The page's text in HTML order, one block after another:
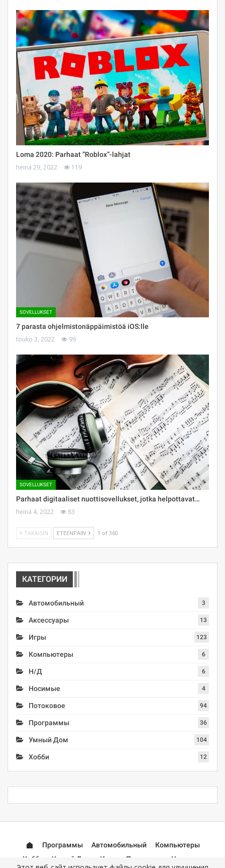
Loma 2020: Parhaat ”Roblox”-lahjat
heinä 29, 2022 119
SOVELLUKSET
7 parasta ohjelmistonäppäimistöä iOS:lle
touko 3, 2022 99
SOVELLUKSET
Parhaat digitaaliset nuottisovellukset, jotka helpottavat…
heinä 4, 2022 83
TAKAISIN ETEENPÄIN 1 of 360
КАТЕГОРИИ
Автомобильный 3
Аксессуары 13
Игры 123
Компьютеры 6
Н/Д 6
Носимые 4
Потоковое 94
Программы 36
Умный Дом 104
Хобби 12
Программы Автомобильный
Компьютеры
Хобби
Умный Дом Игры Потоковое Носимые